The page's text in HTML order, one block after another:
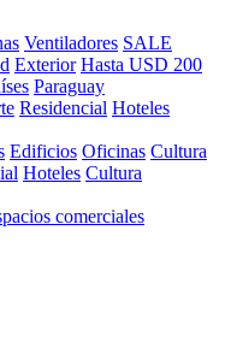
Ventiladores SALE
Exterior Hasta USD 200
Paraguay
Residencial Hoteles
Edificios Oficinas Cultura
Hoteles Cultura
comerciales